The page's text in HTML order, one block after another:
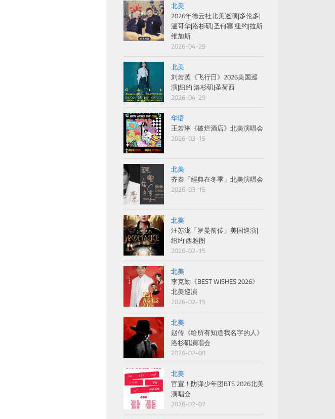
北美
2026年德云社北美巡演|多伦多|
温哥华|洛杉矶|圣何塞|纽约|拉斯
维加斯
2026-04-29
北美
刘若英《飞行日》2026美国巡
演|纽约|洛杉矶|圣荷西
2026-04-29
华语
王若琳《破烂酒店》北美演唱会
2026-03-15
北美
齐秦「經典在冬季」北美演唱会
2026-03-15
北美
汪苏泷「罗曼前传」美国巡演|
纽约|西雅图
2026-02-15
北美
李克勤《BEST WISHES 2026》
北美巡演
2026-02-15
北美
赵传《给所有知道我名字的人》
洛杉矶演唱会
2026-02-08
北美
官宣！防弹少年团BTS 2026北美
演唱会
2026-02-07